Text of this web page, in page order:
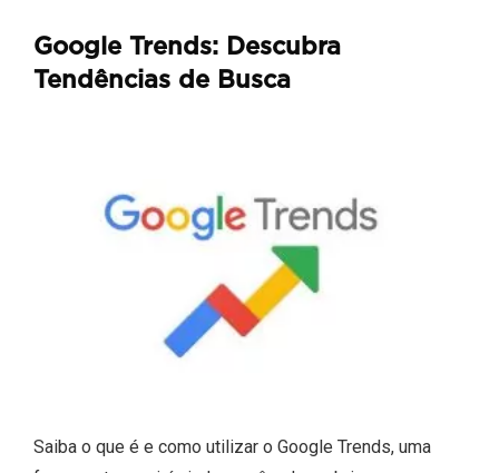
Google Trends: Descubra
Tendências de Busca
Saiba o que é e como utilizar o Google Trends, uma